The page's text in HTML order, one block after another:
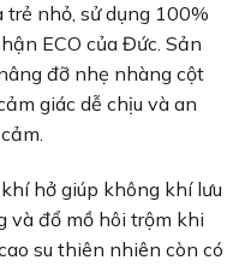
nhỏ, sử dụng 100%
ECO của Đức. Sản
đỡ nhẹ nhàng cột
giác dễ chịu và an
hở giúp không khí lưu
và đổ mồ hôi trộm khi
su thiên nhiên còn có